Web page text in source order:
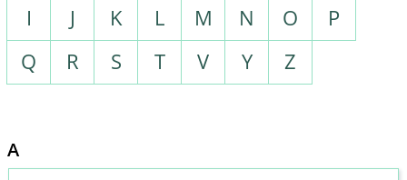
I
J K L M N O
P
Q
R S T V Y Z
A